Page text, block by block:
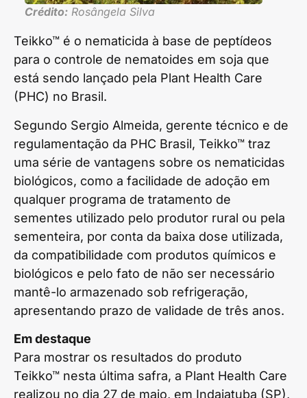
Crédito: Rosângela Silva
Teikko™ é o nematicida à base de peptídeos
para o controle de nematoides em soja que
está sendo lançado pela Plant Health Care
(PHC) no Brasil.
Segundo Sergio Almeida, gerente técnico e de
regulamentação da PHC Brasil, Teikko™ traz
uma série de vantagens sobre os nematicidas
biológicos, como a facilidade de adoção em
qualquer programa de tratamento de
sementes utilizado pelo produtor rural ou pela
sementeira, por conta da baixa dose utilizada,
da compatibilidade com produtos químicos e
biológicos e pelo fato de não ser necessário
mantê-lo armazenado sob refrigeração,
apresentando prazo de validade de três anos.
Em destaque
Para mostrar os resultados do produto
Teikko™ nesta última safra, a Plant Health Care
realizou no dia 27 de maio, em Indaiatuba (SP),